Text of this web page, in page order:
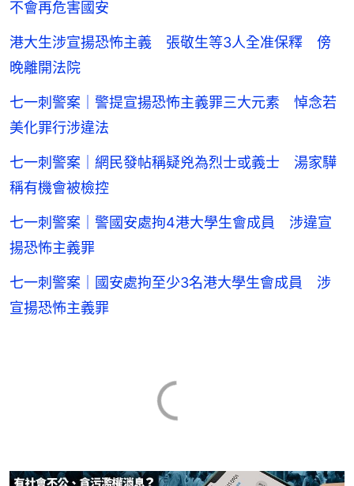
不會再危害國安
港大生涉宣揚恐怖主義 張敬生等3人全准保釋 傍
晚離開法院
七一刺警案｜警提宣揚恐怖主義罪三大元素 悼念若
美化罪行涉違法
七一刺警案｜網民發帖稱疑兇為烈士或義士 湯家驊
稱有機會被檢控
七一刺警案｜警國安處拘4港大學生會成員 涉違宣
揚恐怖主義罪
七一刺警案｜國安處拘至少3名港大學生會成員 涉
宣揚恐怖主義罪